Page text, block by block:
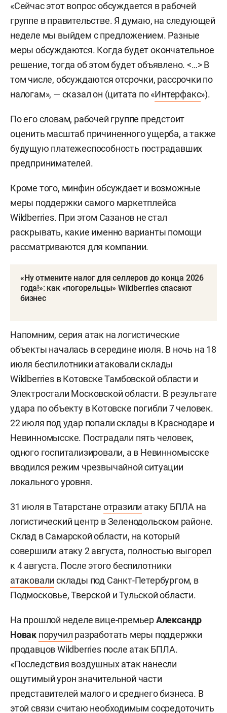
«Сейчас этот вопрос обсуждается в рабочей
группе в правительстве. Я думаю, на следующей
неделе мы выйдем с предложением. Разные
меры обсуждаются. Когда будет окончательное
решение, тогда об этом будет объявлено. <…> В
том числе, обсуждаются отсрочки, рассрочки по
налогам», — сказал он (цитата по «Интерфакс»).
По его словам, рабочей группе предстоит
оценить масштаб причиненного ущерба, а также
будущую платежеспособность пострадавших
предпринимателей.
Кроме того, минфин обсуждает и возможные
меры поддержки самого маркетплейса
Wildberries. При этом Сазанов не стал
раскрывать, какие именно варианты помощи
рассматриваются для компании.
«Ну отмените налог для селлеров до конца 2026
года!»: как «погорельцы» Wildberries спасают
бизнес
Напомним, серия атак на логистические
объекты началась в середине июля. В ночь на 18
июля беспилотники атаковали склады
Wildberries в Котовске Тамбовской области и
Электростали Московской области. В результате
удара по объекту в Котовске погибли 7 человек.
22 июля под удар попали склады в Краснодаре и
Невинномысске. Пострадали пять человек,
одного госпитализировали, а в Невинномысске
вводился режим чрезвычайной ситуации
локального уровня.
31 июля в Татарстане отразили атаку БПЛА на
логистический центр в Зеленодольском районе.
Склад в Самарской области, на который
совершили атаку 2 августа, полностью выгорел
к 4 августа. После этого беспилотники
атаковали склады под Санкт-Петербургом, в
Подмосковье, Тверской и Тульской области.
На прошлой неделе вице-премьерАлександр
Новак поручил разработать меры поддержки
продавцов Wildberries после атак БПЛА.
«Последствия воздушных атак нанесли
ощутимый урон значительной части
представителей малого и среднего бизнеса. В
этой связи считаю необходимым сосредоточить